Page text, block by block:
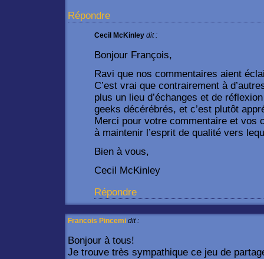
Répondre
Cecil McKinley dit :
Bonjour François,
Ravi que nos commentaires aient
C’est vrai que contrairement à
plus un lieu d’échanges et de
geeks décérébrés, et c’est plutôt
Merci pour votre commentaire et vos
à maintenir l’esprit de qualité vers
Bien à vous,
Cecil McKinley
Répondre
Francois Pincemi dit :
Bonjour à tous!
Je trouve très sympathique ce jeu de